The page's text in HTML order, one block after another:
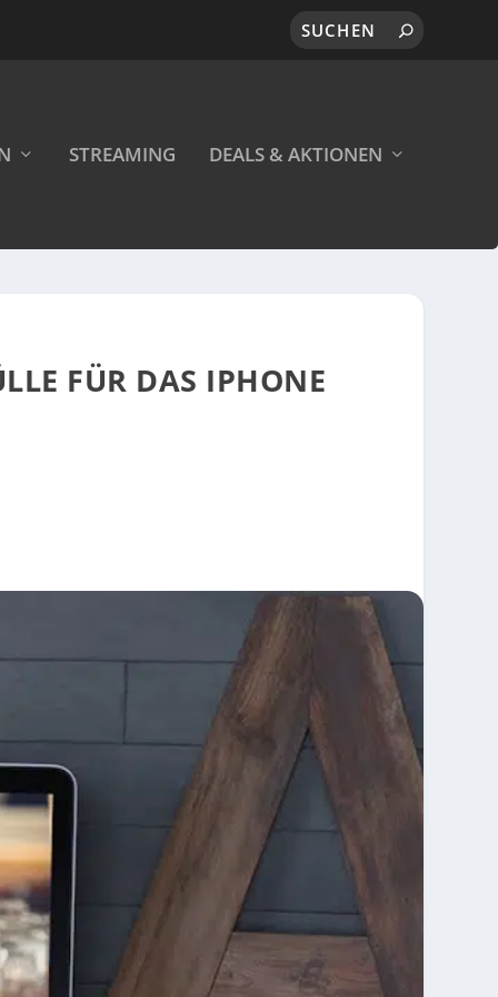
STREAMING DEALS & AKTIONEN
FÜR DAS IPHONE